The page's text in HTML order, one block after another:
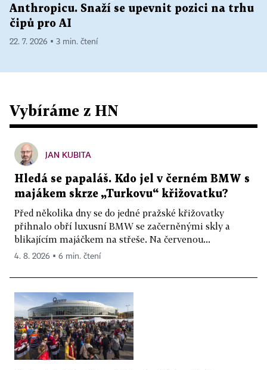
Anthropicu. Snaží se upevnit pozici na trhu
čipů pro AI
22. 7. 2026 ▪ 3 min. čtení
Vybíráme z HN
JAN KUBITA
Hledá se papaláš. Kdo jel v černém BMW s
majákem skrze „Turkovu“ křižovatku?
Před několika dny se do jedné pražské křižovatky
přihnalo obří luxusní BMW se začerněnými skly a
blikajícím majáčkem na střeše. Na červenou...
4. 8. 2026 ▪ 6 min. čtení